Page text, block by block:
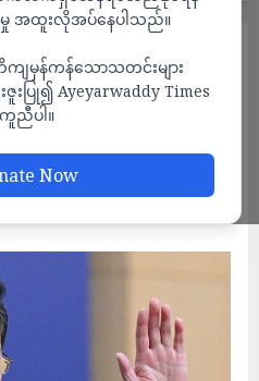
ထူးလိုအပ်နေပါသည်။
ျမှန်ကန်သောသတင်းများ
ပြု၍ Ayeyarwaddy Times
ညီပါ။
Now
ားရေးဝန်ကြီးရာထူးမှ
င်ငံခြားရေးဝန်ကြီး